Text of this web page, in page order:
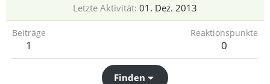
Letzte Aktivität 01. Dez. 2013
Beiträge
1
Reaktionspunkte
0
Finden